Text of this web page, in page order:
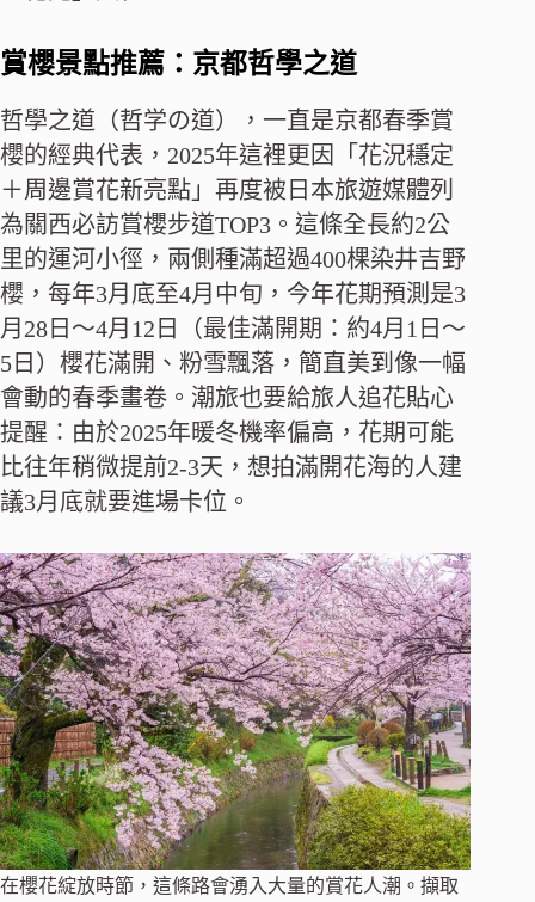
賞櫻景點推薦：京都哲學之道
哲學之道（哲学の道），一直是京都春季賞
櫻的經典代表，2025年這裡更因「花況穩定
＋周邊賞花新亮點」再度被日本旅遊媒體列
為關西必訪賞櫻步道TOP3。這條全長約2公
里的運河小徑，兩側種滿超過400棵染井吉野
櫻，每年3月底至4月中旬，今年花期預測是3
月28日～4月12日（最佳滿開期：約4月1日～
5日）櫻花滿開、粉雪飄落，簡直美到像一幅
會動的春季畫卷。潮旅也要給旅人追花貼心
提醒：由於2025年暖冬機率偏高，花期可能
比往年稍微提前2-3天，想拍滿開花海的人建
議3月底就要進場卡位。
在櫻花綻放時節，這條路會湧入大量的賞花人潮。擷取